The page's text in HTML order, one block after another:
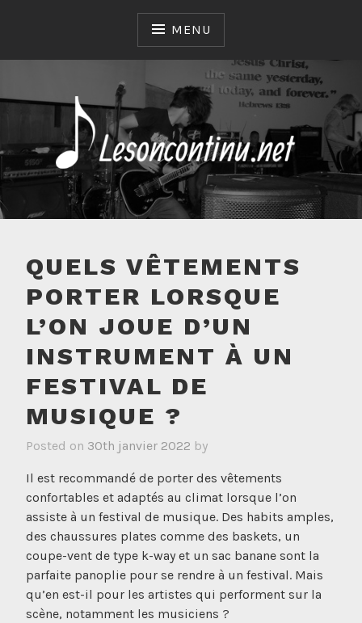
MENU
LESONCONTINU.NET
QUELS VÊTEMENTS
PORTER LORSQUE
L’ON JOUE D’UN
INSTRUMENT À UN
FESTIVAL DE
MUSIQUE ?
Posted on 30th janvier 2022 by
Il est recommandé de porter des vêtements
confortables et adaptés au climat lorsque l’on
assiste à un festival de musique. Des habits amples,
des chaussures plates comme des baskets, un
coupe-vent de type k-way et un sac banane sont la
parfaite panoplie pour se rendre à un festival. Mais
qu’en est-il pour les artistes qui performent sur la
scène, notamment les musiciens ?